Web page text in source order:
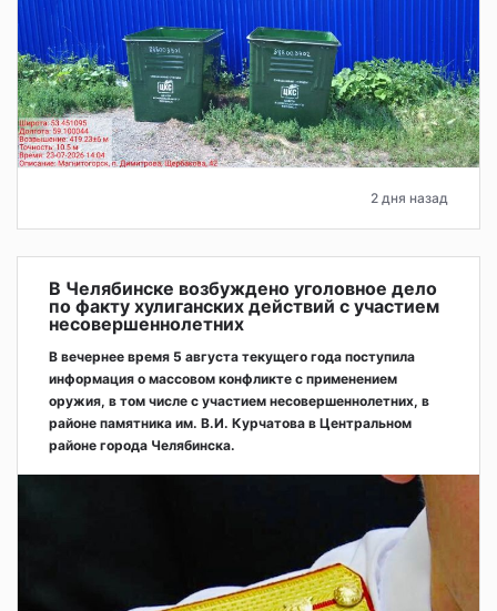
2 дня назад
В Челябинске возбуждено уголовное дело
по факту хулиганских действий с участием
несовершеннолетних
В вечернее время 5 августа текущего года поступила
информация о массовом конфликте с применением
оружия, в том числе с участием несовершеннолетних, в
районе памятника им. В.И. Курчатова в Центральном
районе города Челябинска.